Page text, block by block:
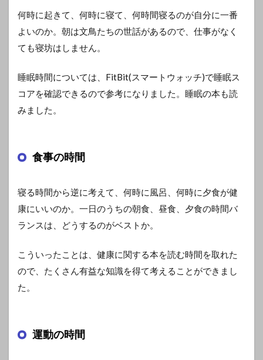
何時に起きて、何時に寝て、何時間寝るのが自分に一番
よいのか。朝は文鳥たちの世話があるので、仕事がなく
ても寝坊はしません。
睡眠時間については、FitBit(スマートウォッチ)で睡眠ス
コアを確認できるので参考になりました。睡眠の本も読
みました。
食事の時間
寝る時間から逆に考えて、何時に風呂、何時に夕食が健
康にいいのか。一日のうちの朝食、昼食、夕食の時間バ
ランスは、どうするのがベストか。
こういったことは、健康に関する本を読む時間を取れた
ので、たくさん有益な知識を得て考えることができまし
た。
運動の時間